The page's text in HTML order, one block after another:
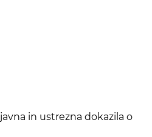
in ustrezna dokazila o